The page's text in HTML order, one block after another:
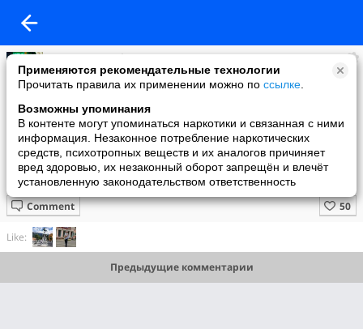
Применяются рекомендательные технологии
Прочитать правила их применении можно по ссылке
Возможны упоминания
В контенте могут упоминаться наркотики и связанная с ними
информация. Незаконное потребление наркотических
средств, психотропных веществ и их аналогов причиняет
вред здоровью, их незаконный оборот запрещён и влечёт
установленную законодательством ответственность
Татьяна Тимофеева
added a photo
25 Jul в 05:13
Comment
Like:
Предыдущие комментарии